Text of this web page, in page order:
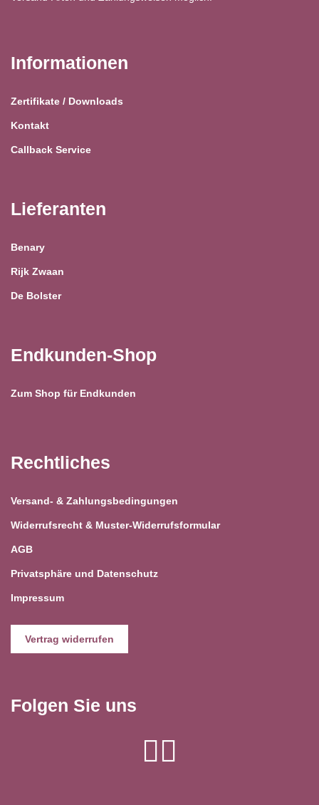
Informationen
Zertifikate / Downloads
Kontakt
Callback Service
Lieferanten
Benary
Rijk Zwaan
De Bolster
Endkunden-Shop
Zum Shop für Endkunden
Rechtliches
Versand- & Zahlungsbedingungen
Widerrufsrecht & Muster-Widerrufsformular
AGB
Privatsphäre und Datenschutz
Impressum
Vertrag widerrufen
Folgen Sie uns